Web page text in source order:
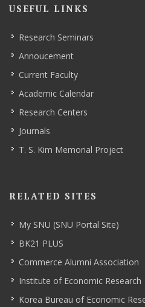
USEFUL LINKS
Research Seminars
Annoucement
Current Faculty
Academic Calendar
Research Centers
Journals
T. S. Kim Memorial Project
RELATED SITES
My SNU (SNU Portal Site)
BK21 PLUS
Commerce Alumni Association
Institute of Economic Research
Korea Bureau of Economic